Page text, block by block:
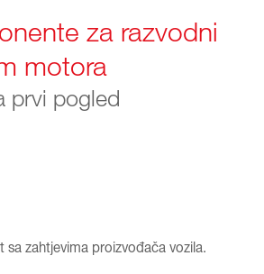
za razvodni
motora
prvi pogled
sa zahtjevima proizvođača vozila.